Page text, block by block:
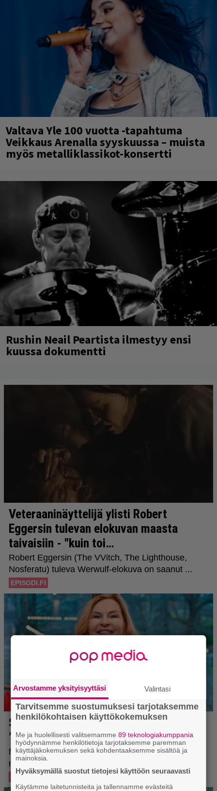
Valtava Yle 100 vuotta -tapahtuma
Veikkaus Arenalla syyskuussa – muista
myös metalliklassikot-konsertti
Rushin Neail Peartista ilmestyy ensi
kuussa dokumentti
Arvostamme yksityisyyttäsi Valintasi
Tarvitsemme suostumuksesi tarjotaksemme
henkilökohtaisen käyttökokemuksen
Me ja huolellisesti valitsemamme89 teknologiakumppania
hyödynnämme henkilötietoja tarjotaksemme paremman
käyttäjäkokemuksen sekä kohdentaaksemme sisältöä ja
mainoksia.
Hyväksymällä suostut tietojesi käyttöön seuraavasti
Käytämme laitetunnisteita ja tallennamme evästeitä